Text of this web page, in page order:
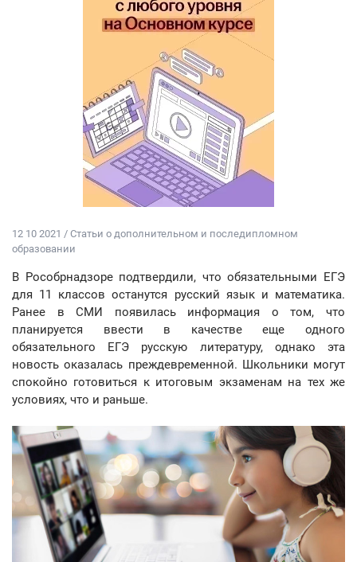
12 10 2021 / Статьи о дополнительном и последипломном
образовании
В Рособрнадзоре подтвердили, что обязательными ЕГЭ
для 11 классов останутся русский язык и математика.
Ранее в СМИ появилась информация о том, что
планируется ввести в качестве еще одного
обязательного ЕГЭ русскую литературу, однако эта
новость оказалась преждевременной. Школьники могут
спокойно готовиться к итоговым экзаменам на тех же
условиях, что и раньше.